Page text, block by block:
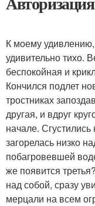
К моему удивлению,
удивительно тихо.
беспокойная и
Кончился подлет
тростниках
другая, и вдруг
начале. Сгустились
загорелась низко
побагровевшей
же появится
над собой, сразу
мерцали на всем